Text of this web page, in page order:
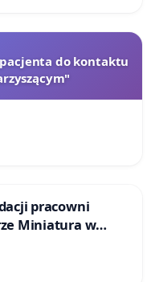
do kontaktu
pracowni
Miniatura w